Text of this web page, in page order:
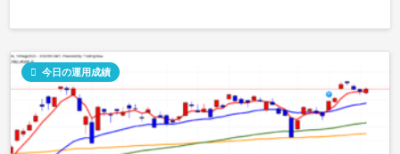
 今日の運用成績